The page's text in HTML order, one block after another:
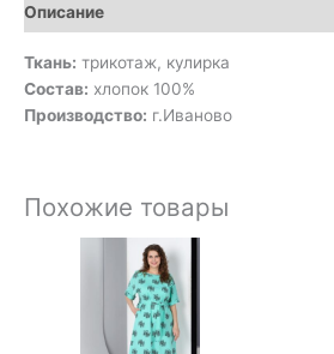
Описание
Ткань: трикотаж, кулирка
Состав: хлопок 100%
Производство: г.Иваново
Похожие товары